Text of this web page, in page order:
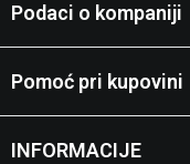
Podaci o kompaniji
Pomoć pri kupovini
INFORMACIJE